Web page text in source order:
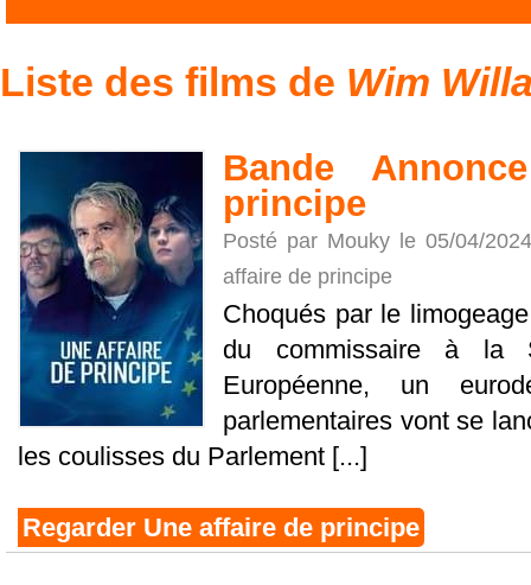
Liste des films de Wim
Bande
principe
Posté par Mouky le 05/04/
affaire de principe
Choqués par le
du commissaire à la
Européenne, un
parlementaires vont se
les coulisses du Parlement [...]
Regarder Une affaire de principe